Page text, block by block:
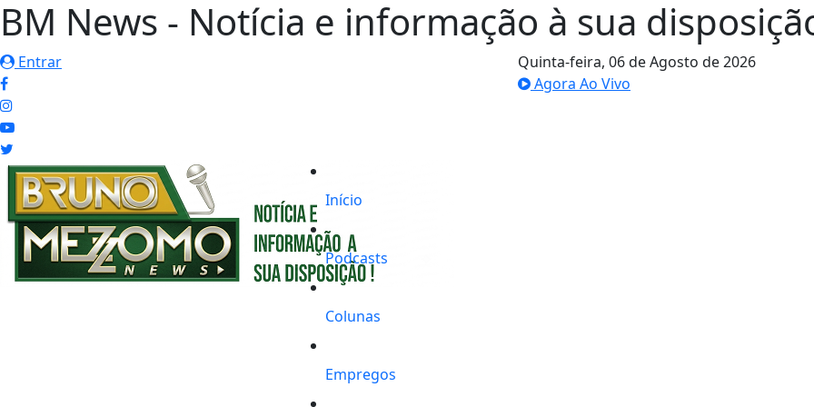
BM News - Notícia e informação à sua
Entrar Quinta-feira, 06 de Agosto de 2026
Agora Ao Vivo
Início
Podcasts
Colunas
Empregos